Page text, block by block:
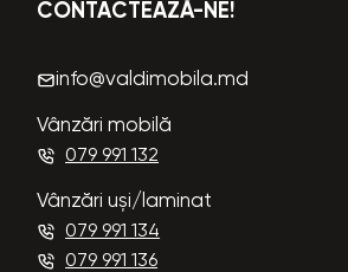
CONTACTEAZĂ-NE!
info@valdimobila.md
Vânzări mobilă
079 991 132
Vânzări uși/laminat
079 991 134
079 991 136